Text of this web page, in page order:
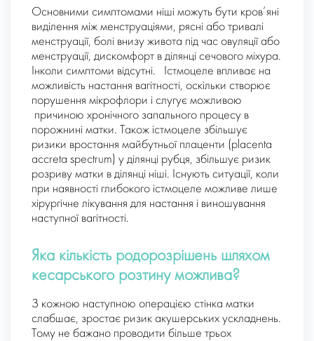
Основними симптомами ніші можуть бути кров’яні
виділення між менструаціями, рясні або тривалі
менструації, болі внизу живота під час овуляції або
менструації, дискомфорт в ділянці сечового міхура.
Інколи симптоми відсутні. Істмоцеле впливає на
можливість настання вагітності, оскільки створює
порушення мікрофлори і слугує можливою
причиною хронічного запального процесу в
порожнині матки. Також істмоцеле збільшує
ризики вростання майбутньої плаценти (placenta
accreta spectrum) у ділянці рубця, збільшує ризик
розриву матки в ділянці ніші. Існують ситуації, коли
при наявності глибокого істмоцеле можливе лише
хірургічне лікування для настання і виношування
наступної вагітності.
Яка кількість родорозрішень шляхом
кесарського розтину можлива?
З кожною наступною операцією стінка матки
слабшає, зростає ризик акушерських ускладнень.
Тому не бажано проводити більше трьох